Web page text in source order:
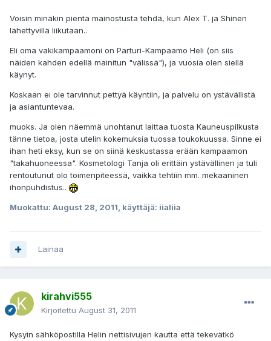
Voisin minäkin pientä mainostusta tehdä, kun Alex T. ja Shinen
lähettyvillä liikutaan..
Eli oma vakikampaamoni on Parturi-Kampaamo Heli (on siis
näiden kahden edellä mainitun "välissä"), ja vuosia olen siellä
käynyt.
Koskaan ei ole tarvinnut pettyä käyntiin, ja palvelu on ystävällistä
ja asiantuntevaa.
muoks. Ja olen näemmä unohtanut laittaa tuosta Kauneuspilkusta
tänne tietoa, josta utelin kokemuksia tuossa toukokuussa. Sinne ei
ihan heti eksy, kun se on siinä keskustassa erään kampaamon
"takahuoneessa". Kosmetologi Tanja oli erittäin ystävällinen ja tuli
rentoutunut olo toimenpiteessä, vaikka tehtiin mm. mekaaninen
ihonpuhdistus..
Muokattu: August 28, 2011, käyttäjä: iialiia
Lainaa
kirahvi555
Kirjoitettu August 31, 2011
Kysyin sähköpostilla Helin nettisivujen kautta että tekevätkö